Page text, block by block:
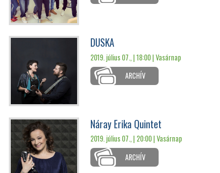
DUSKA
2019. július 07., | 18:00 |Vasárnap
ARCHÍV
Náray Erika Quintet
2019. július 07., | 20:00 |Vasárnap
ARCHÍV